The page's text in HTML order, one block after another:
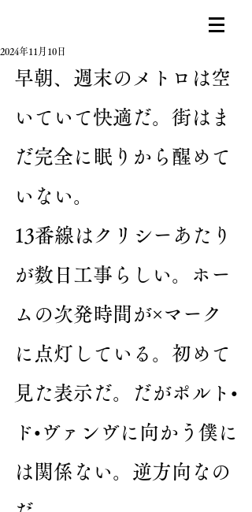
2024年11月10日
早朝、週末のメトロは空
いていて快適だ。街はま
だ完全に眠りから醒めて
いない。
13番線はクリシーあたり
が数日工事らしい。ホー
ムの次発時間が×マーク
に点灯している。初めて
見た表示だ。だがポルト•
ド•ヴァンヴに向かう僕に
は関係ない。逆方向なの